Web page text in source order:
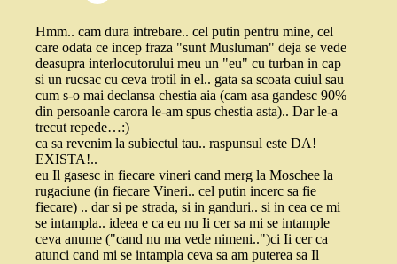
Hmm.. cam dura intrebare.. cel putin pentru mine, cel
care odata ce incep fraza "sunt Musluman" deja se vede
deasupra interlocutorului meu un "eu" cu turban in cap
si un rucsac cu ceva trotil in el.. gata sa scoata cuiul sau
cum s-o mai declansa chestia aia (cam asa gandesc 90%
din persoanle carora le-am spus chestia asta).. Dar le-a
trecut repede…:)
ca sa revenim la subiectul tau.. raspunsul este DA!
EXISTA!..
eu Il gasesc in fiecare vineri cand merg la Moschee la
rugaciune (in fiecare Vineri.. cel putin incerc sa fie
fiecare) .. dar si pe strada, si in ganduri.. si in cea ce mi
se intampla.. ideea e ca eu nu Ii cer sa mi se intample
ceva anume ("cand nu ma vede nimeni..")ci Ii cer ca
atunci cand mi se intampla ceva sa am puterea sa Il